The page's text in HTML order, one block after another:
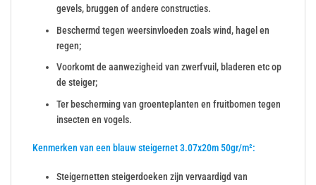
gevels, bruggen of andere constructies.
Beschermd tegen weersinvloeden zoals wind, hagel en
regen;
Voorkomt de aanwezigheid van zwerfvuil, bladeren etc op
de steiger;
Ter bescherming van groenteplanten en fruitbomen tegen
insecten en vogels.
Kenmerken van een blauw steigernet 3.07x20m 50gr/m²:
Steigernetten steigerdoeken zijn vervaardigd van